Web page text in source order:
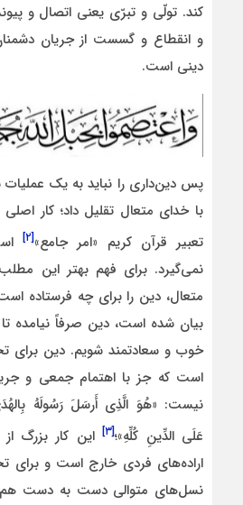
کند. تولّی و تبرّی یعنی اتصال و
و انقطاع و گسست از جریان
دینی است.
پس دین‌داری را نباید به یک
با خدای متعال تقلیل داد؛ کار
تعبیر قرآن کریم «امر جامع»[۲]
نمی‌گیرد. برای فهم بهتر این
متعال، دین را برای چه فرستاده
بیان شده است، دین صرفاً نیامده
خوب و سعادتمند شویم. دین برای
است که جز با اهتمام جمعی و
نیست: «هُوَ الَّذِی أَرسَلَ رَسُولَهُ
عَلَی الدِّینِ کُلِّهِ»؛[۳] این کار بزرگ از
اراده‌های فردی خارج است و برای
نسل‌های متوالی دست به دست هم